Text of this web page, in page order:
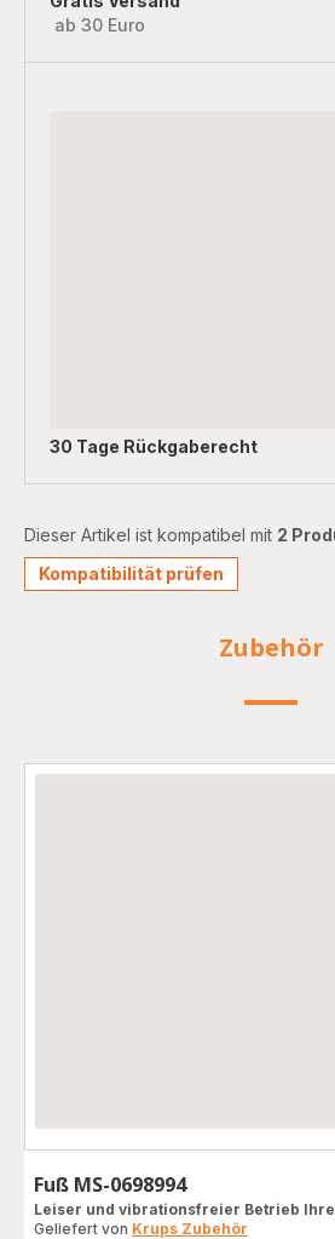
ab 30 Euro
30 Tage Rückgaberecht
Dieser Artikel ist kompatibel mit 2
Kompatibilität prüfen
Zubehör
Fuß MS-0698994
Leiser und vibrationsfreier Betrieb
Geliefert von Krups Zubehör